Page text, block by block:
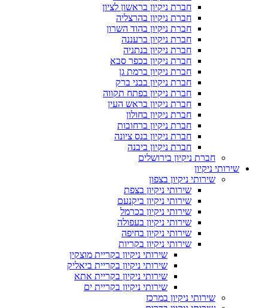
חברת ניקיון בראשון לציון
חברת ניקיון בהרצליה
חברת ניקיון בהוד השרון
חברת ניקיון ברעננה
חברת ניקיון בנתניה
חברת ניקיון בכפר סבא
חברת ניקיון ברמת גן
חברת ניקיון בבני ברק
חברת ניקיון בפתח תקווה
חברת ניקיון בראש העין
חברת ניקיון בחולון
חברת ניקיון ברחובות
חברת ניקיון בנס ציונה
חברת ניקיון ביבנה
חברת ניקיון בירושלים
שירותי ניקיון
שירותי ניקיון בצפון
שירותי ניקיון בצפת
שירותי ניקיון ביקנעם
שירותי ניקיון בכרמל
שירותי ניקיון בעפולה
שירותי ניקיון בחיפה
שירותי ניקיון בקריות
שירותי ניקיון בקריית מוצקין
שירותי ניקיון בקריית ביאליק
שירותי ניקיון בקריית אתא
שירותי ניקיון בקריית ים
שירותי ניקיון במרכז